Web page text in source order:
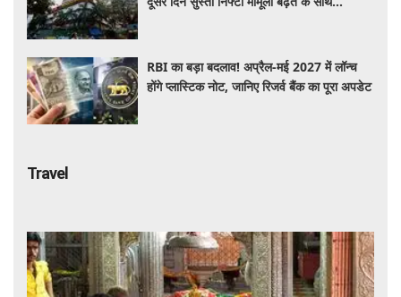
RBI का बड़ा बदलाव! अप्रैल-मई 2027 में लॉन्च
होंगे प्लास्टिक नोट, जानिए रिजर्व बैंक का पूरा अपडेट
Travel